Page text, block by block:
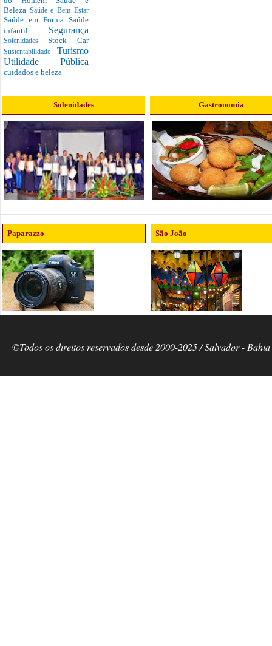
Beleza Saúde e Bem Estar
Saúde em Forma Saúde
infantil Segurança
SolenidadesStock Car
Sustentabilidade Turismo
Utilidade Pública
cuidados e beleza
Solenidades Gastronomia
Paparazzo São João
©Todos os direitos reservados desde 2000-2025 / Salvador -